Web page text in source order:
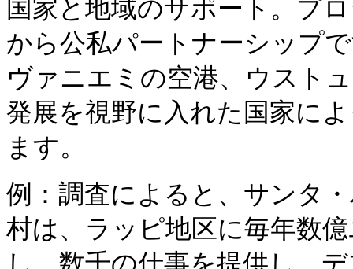
国家と地域のサポート。プ
から公私パートナーシップ
ヴァニエミの空港、ウスト
発展を視野に入れた国家に
ます。
例：調査によると、サンタ
村は、ラッピ地区に毎年数
し、数千の仕事を提供し、